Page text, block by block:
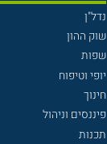
נדל"ן
שוק ההון
שפות
יופי וטיפוח
חינוך
פיננסים וניהול
תכנות